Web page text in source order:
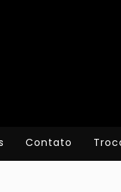
Contato